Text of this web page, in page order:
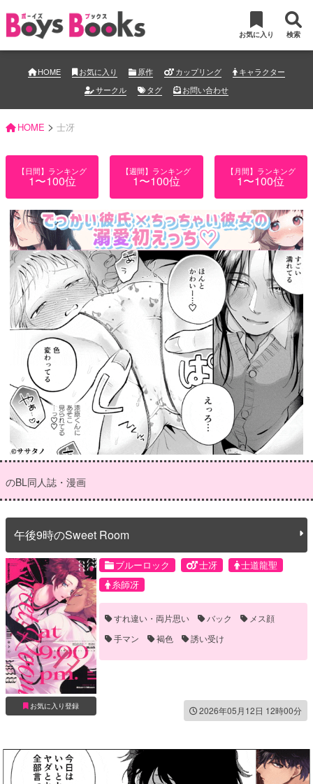
お気に入り 検索
HOME お気に入り 原作 カップリング
キャラクター
サークル
タグ お問い合わせ
HOME > 士冴
【日間】ランキング
1〜100位
【週間】ランキング
1〜100位
【月間】ランキング
1〜100位
のBL同人誌・漫画
午後9時のSweet Room
お気に入り登録
ブルーロック 士冴
士道龍聖
糸師冴
すれ違い・両片思い バック
メス顔
手マン
褐色 誘い受け
2026年05月12日 12時00分